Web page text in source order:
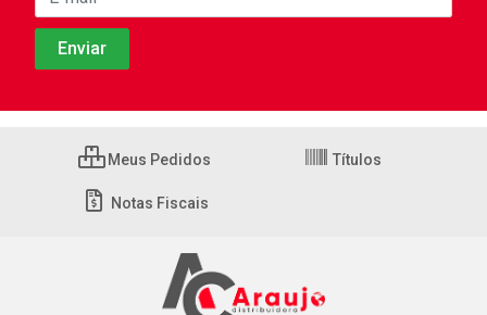
Meus Pedidos Títulos
Notas Fiscais